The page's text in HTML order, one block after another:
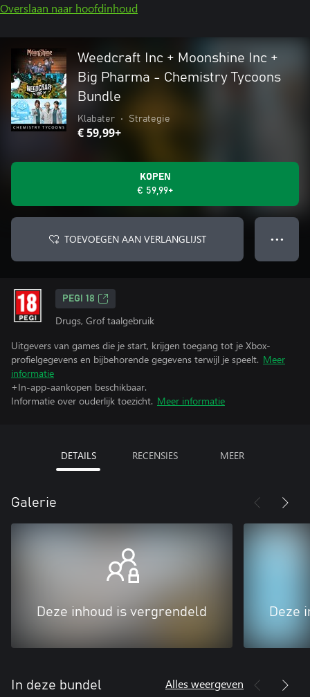
Overslaan naar hoofdinhoud
Weedcraft Inc + Moonshine Inc +
Big Pharma - Chemistry Tycoons
Bundle
Klabater • Strategie
€ 59,99+
KOPEN
€ 59,99+
TOEVOEGEN AAN VERLANGLIJST ● ● ●
PEGI 18
Drugs, Grof taalgebruik
Uitgevers van games die je start, krijgen toegang tot je Xbox-
profielgegevens en bijbehorende gegevens terwijl je speelt. Meer
informatie
+In-app-aankopen beschikbaar.
Informatie over ouderlijk toezicht. Meer informatie
DETAILS RECENSIES MEER
Galerie
Deze inhoud is vergrendeld Deze
In deze bundel Alles weergeven